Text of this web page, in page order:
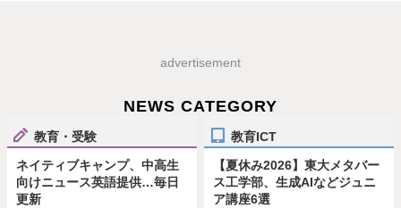
advertisement
NEWS CATEGORY
教育・受験
ネイティブキャンプ、中高生
向けニュース英語提供…毎日
更新
教育ICT
【夏休み2026】東大メタバー
ス工学部、生成AIなどジュニ
ア講座6選